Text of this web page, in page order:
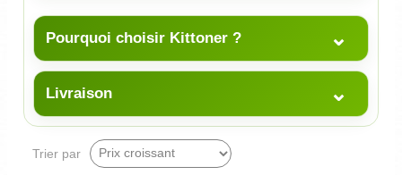
Pourquoi choisir Kittoner ? ⌄
Livraison ⌄
Trier par